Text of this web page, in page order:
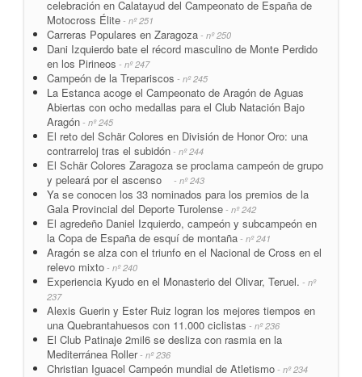
celebración en Calatayud del Campeonato de España de
Motocross Élite - nº 251
Carreras Populares en Zaragoza - nº 250
Dani Izquierdo bate el récord masculino de Monte Perdido
en los Pirineos - nº 247
Campeón de la Trepariscos - nº 245
La Estanca acoge el Campeonato de Aragón de Aguas
Abiertas con ocho medallas para el Club Natación Bajo
Aragón - nº 245
El reto del Schär Colores en División de Honor Oro: una
contrarreloj tras el subidón - nº 244
El Schär Colores Zaragoza se proclama campeón de grupo
y peleará por el ascenso
- nº 243
Ya se conocen los 33 nominados para los premios de la
Gala Provincial del Deporte Turolense - nº 242
El agredeño Daniel Izquierdo, campeón y subcampeón en
la Copa de España de esquí de montaña - nº 241
Aragón se alza con el triunfo en el Nacional de Cross en el
relevo mixto - nº 240
Experiencia Kyudo en el Monasterio del Olivar, Teruel. - nº
237
Alexis Guerin y Ester Ruiz logran los mejores tiempos en
una Quebrantahuesos con 11.000 ciclistas - nº 236
El Club Patinaje 2mil6 se desliza con rasmia en la
Mediterránea Roller- nº 236
Christian Iguacel Campeón mundial de Atletismo - nº 234